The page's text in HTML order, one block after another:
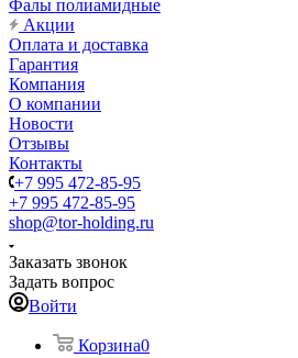
Фалы полиамидные
Акции
Оплата и доставка
Гарантия
Компания
О компании
Новости
Отзывы
Контакты
+7 995 472-85-95
+7 995 472-85-95
shop@tor-holding.ru
Заказать звонок
Задать вопрос
Войти
Корзина0